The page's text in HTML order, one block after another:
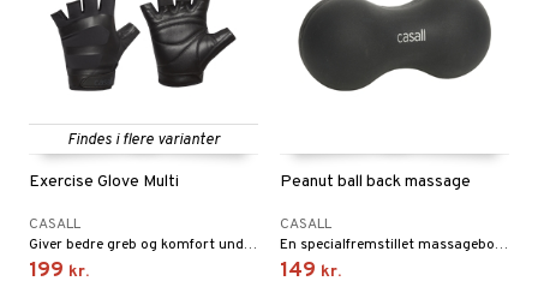
Findes i flere varianter
Exercise Glove Multi
CASALL
Giver bedre greb og komfort under styrketræning og beskytter samtidig hånden.
199 kr.
Peanut ball back massage
CASALL
En specialfremstillet massagebold, der hjælper dig med at nå de dybeste muskelvæv, især langs rygsøjlen.
149 kr.